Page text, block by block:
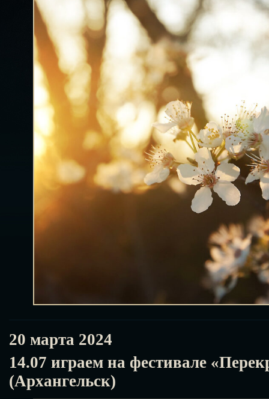
20 марта 2024
14.07 играем на фестивале
(Архангельск)